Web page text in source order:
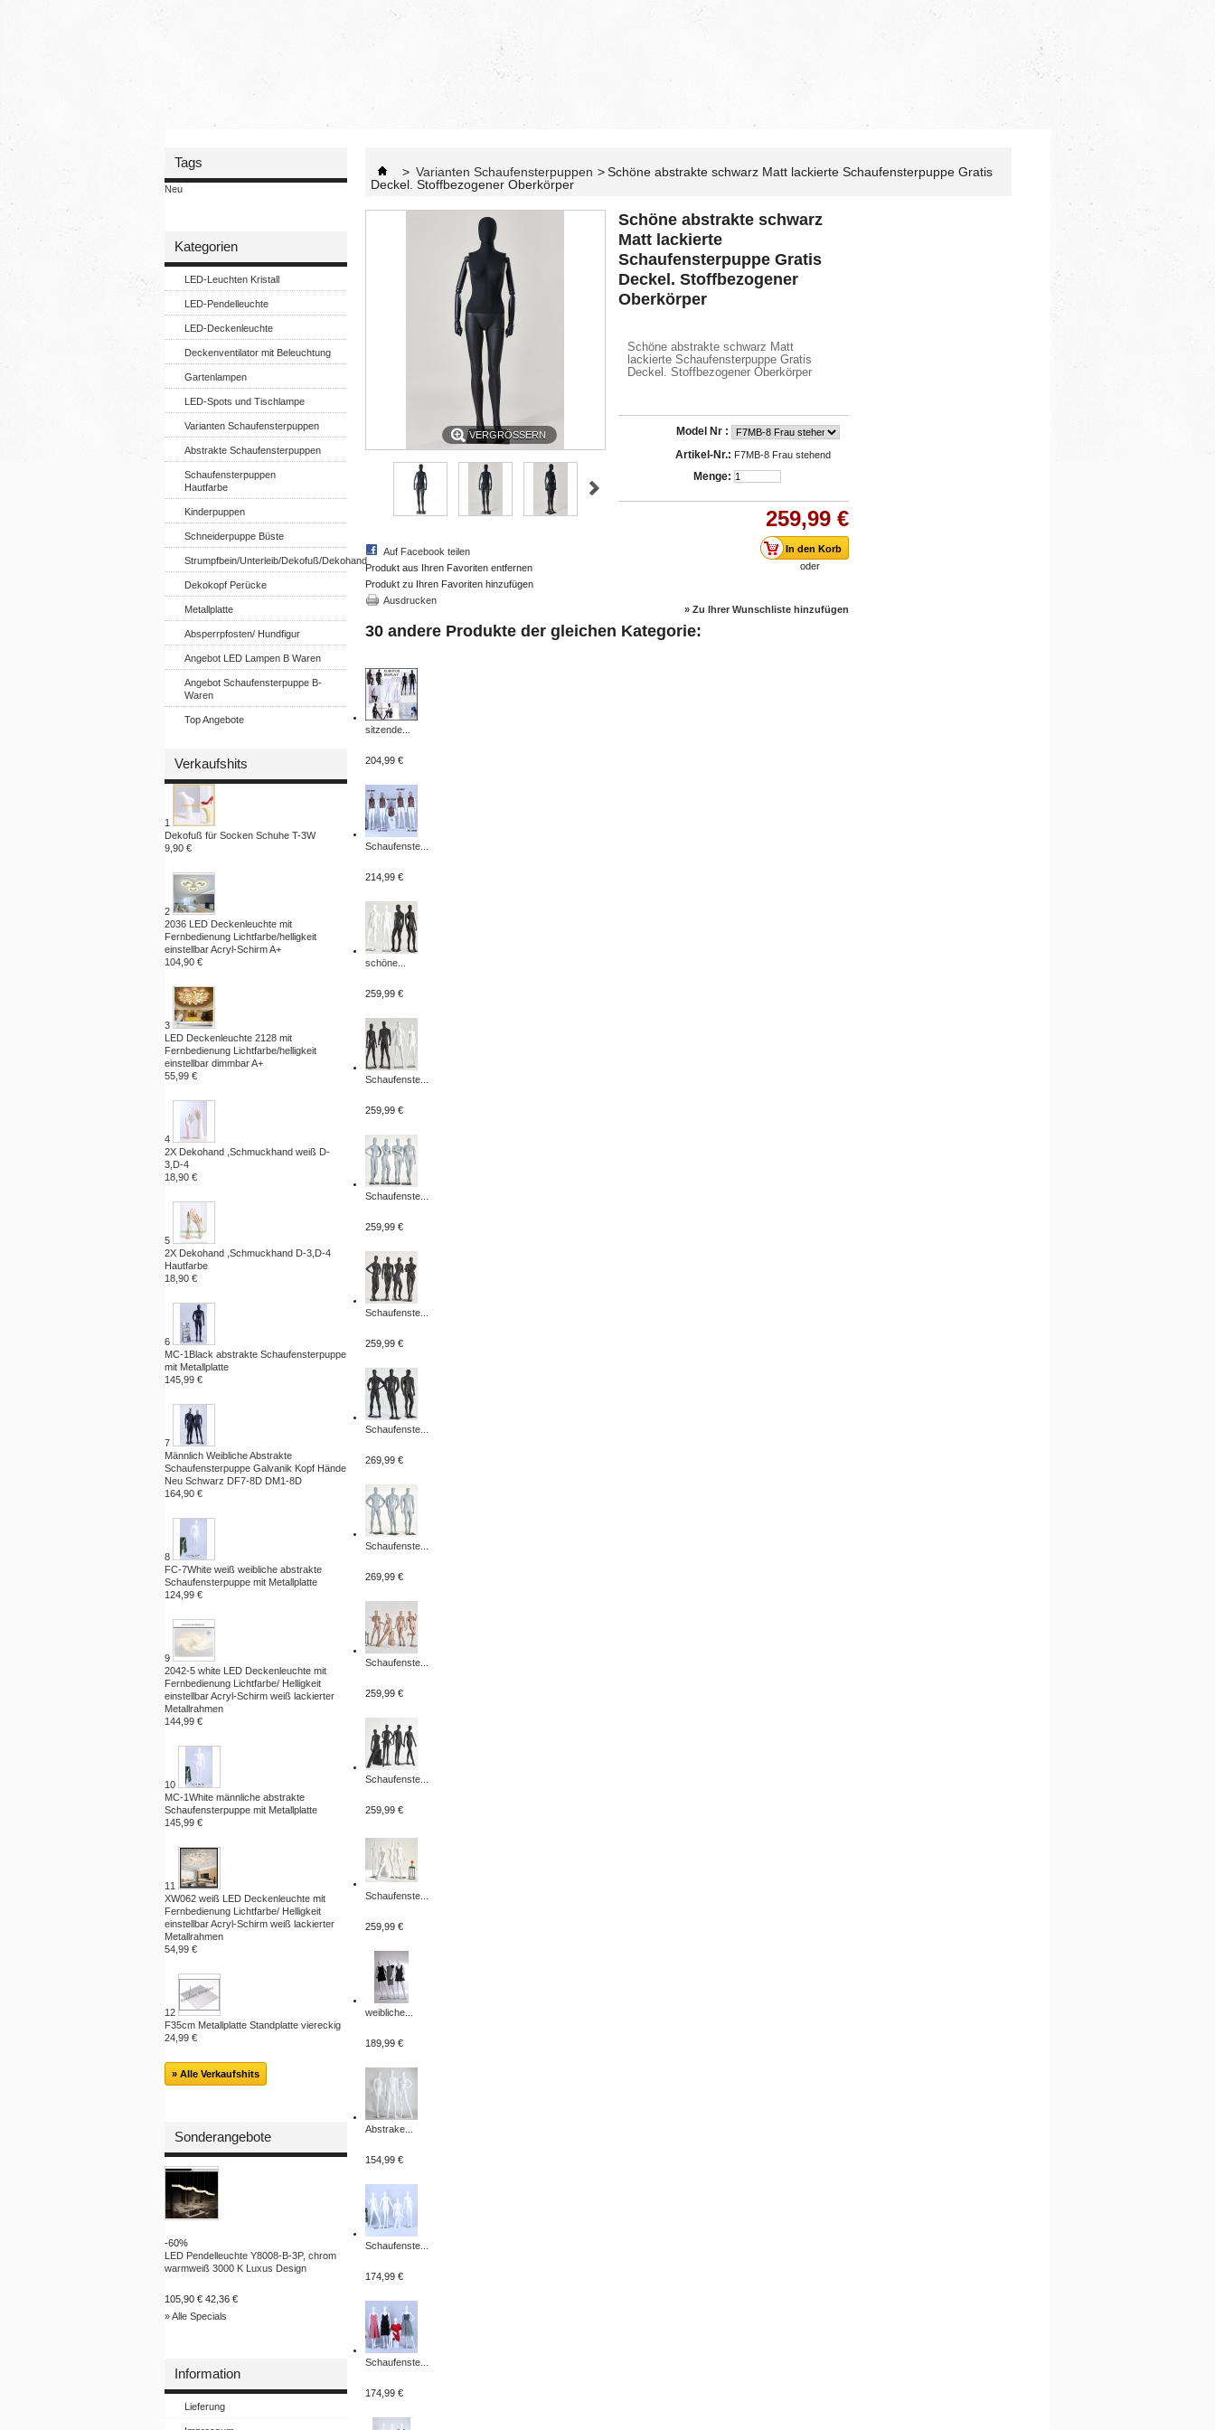
Tags
Neu
Kategorien
LED-Leuchten Kristall
LED-Pendelleuchte
LED-Deckenleuchte
Deckenventilator mit Beleuchtung
Gartenlampen
LED-Spots und Tischlampe
Varianten Schaufensterpuppen
Abstrakte Schaufensterpuppen
Schaufensterpuppen
Hautfarbe
Kinderpuppen
Schneiderpuppe Büste
Strumpfbein/Unterleib/Dekofuß/Dekohand
Dekokopf Perücke
Metallplatte
Absperrpfosten/ Hundfigur
Angebot LED Lampen B Waren
Angebot Schaufensterpuppe B-
Waren
Top Angebote
Verkaufshits
1
Dekofuß für Socken Schuhe T-3W
9,90 €
2
2036 LED Deckenleuchte mit
Fernbedienung Lichtfarbe/helligkeit
einstellbar Acryl-Schirm A+
104,90 €
3
LED Deckenleuchte 2128 mit
Fernbedienung Lichtfarbe/helligkeit
einstellbar dimmbar A+
55,99 €
4
2X Dekohand ,Schmuckhand weiß D-
3,D-4
18,90 €
5
2X Dekohand ,Schmuckhand D-3,D-4
Hautfarbe
18,90 €
6
MC-1Black abstrakte Schaufensterpuppe
mit Metallplatte
145,99 €
7
Männlich Weibliche Abstrakte
Schaufensterpuppe Galvanik Kopf Hände
Neu Schwarz DF7-8D DM1-8D
164,90 €
8
FC-7White weiß weibliche abstrakte
Schaufensterpuppe mit Metallplatte
124,99 €
9
2042-5 white LED Deckenleuchte mit
Fernbedienung Lichtfarbe/ Helligkeit
einstellbar Acryl-Schirm weiß lackierter
Metallrahmen
144,99 €
10
MC-1White männliche abstrakte
Schaufensterpuppe mit Metallplatte
145,99 €
11
XW062 weiß LED Deckenleuchte mit
Fernbedienung Lichtfarbe/ Helligkeit
einstellbar Acryl-Schirm weiß lackierter
Metallrahmen
54,99 €
12
F35cm Metallplatte Standplatte viereckig
24,99 €
» Alle Verkaufshits
Sonderangebote
-60%
LED Pendelleuchte Y8008-B-3P, chrom
warmweiß 3000 K Luxus Design
105,90 € 42,36 €
» Alle Specials
Information
Lieferung
> Varianten Schaufensterpuppen >Schöne abstrakte schwarz Matt lackierte Schaufensterpuppe Gratis
Deckel. Stoffbezogener Oberkörper
VERGRÖSSERN
Auf Facebook teilen
Produkt aus Ihren Favoriten entfernen
Produkt zu Ihren Favoriten hinzufügen
Ausdrucken
Schöne abstrakte schwarz
Matt lackierte
Schaufensterpuppe Gratis
Deckel. Stoffbezogener
Oberkörper
Schöne abstrakte schwarz Matt
lackierte Schaufensterpuppe Gratis
Deckel. Stoffbezogener Oberkörper
Model Nr :
Artikel-Nr.: F7MB-8 Frau stehend
Menge:
259,99 €
oder
» Zu Ihrer Wunschliste hinzufügen
30 andere Produkte der gleichen Kategorie:
sitzende...
204,99 €
Schaufenste...
214,99 €
schöne...
259,99 €
Schaufenste...
259,99 €
Schaufenste...
259,99 €
Schaufenste...
259,99 €
Schaufenste...
269,99 €
Schaufenste...
269,99 €
Schaufenste...
259,99 €
Schaufenste...
259,99 €
Schaufenste...
259,99 €
weibliche...
189,99 €
Abstrake...
154,99 €
Schaufenste...
174,99 €
Schaufenste...
174,99 €